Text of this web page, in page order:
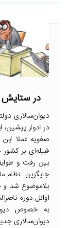
در ستایش
دیوان‌سالاری
در ادوار پیشین،
صفویه عملا
قبیله‌ای بر
بین رفت و
جایگزین نظام
بلاموضوع شد و
اوائل دوره
به خصوص
دیوان‌سالاری